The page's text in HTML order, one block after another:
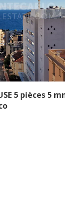
5 pièces 5